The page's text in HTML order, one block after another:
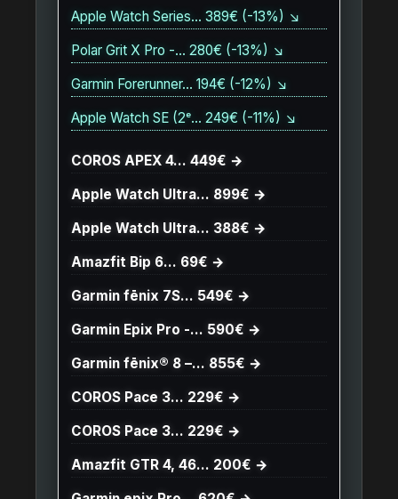
Apple Watch Series… 389€ (-13%) ↘
Polar Grit X Pro -… 280€ (-13%) ↘
Garmin Forerunner… 194€ (-12%) ↘
Apple Watch SE (2ᵉ… 249€ (-11%) ↘
COROS APEX 4… 449€ →
Apple Watch Ultra… 899€ →
Apple Watch Ultra… 388€ →
Amazfit Bip 6… 69€ →
Garmin fēnix 7S… 549€ →
Garmin Epix Pro -… 590€ →
Garmin fēnix® 8 –… 855€ →
COROS Pace 3… 229€ →
COROS Pace 3… 229€ →
Amazfit GTR 4, 46… 200€ →